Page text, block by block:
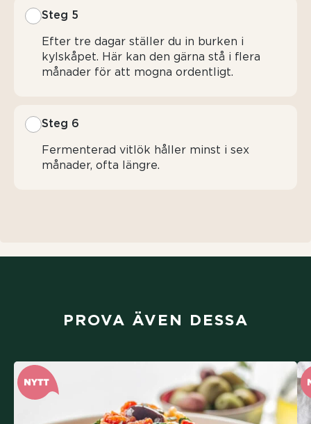
Steg 5
Efter tre dagar ställer du in burken i
kylskåpet. Här kan den gärna stå i flera
månader för att mogna ordentligt.
Steg 6
Fermenterad vitlök håller minst i sex
månader, ofta längre.
PROVA ÄVEN DESSA